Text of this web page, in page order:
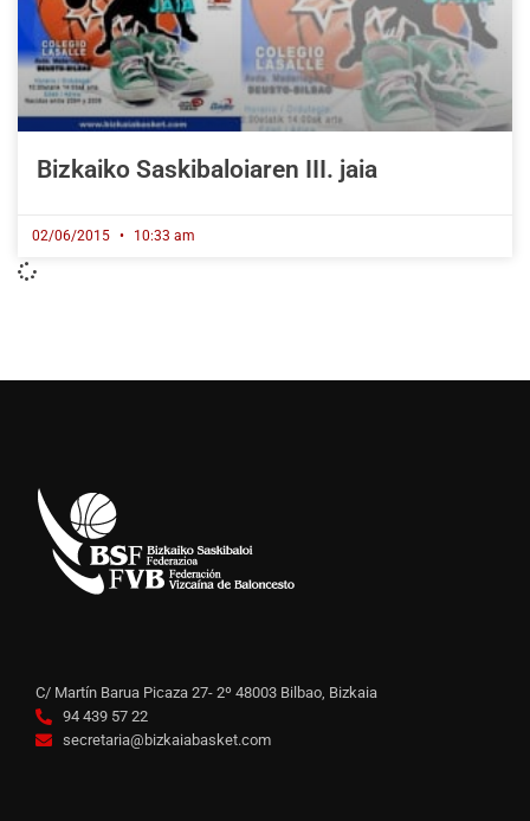
Bizkaiko Saskibaloiaren III. jaia
02/06/2015 10:33 am
C/ Martín Barua Picaza 27- 2º 48003 Bilbao, Bizkaia
94 439 57 22
secretaria@bizkaiabasket.com